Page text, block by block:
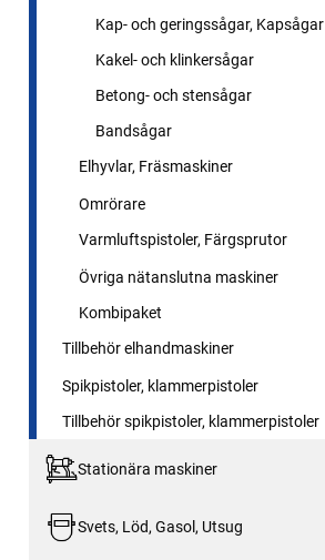
Kap- och geringssågar, Kapsågar
Kakel- och klinkersågar
Betong- och stensågar
Bandsågar
Elhyvlar, Fräsmaskiner
Omrörare
Varmluftspistoler, Färgsprutor
Övriga nätanslutna maskiner
Kombipaket
Tillbehör elhandmaskiner
Spikpistoler, klammerpistoler
Tillbehör spikpistoler, klammerpistoler
Stationära maskiner
Svets, Löd, Gasol, Utsug